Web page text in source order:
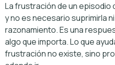
La frustración de un
y no es necesario suprimirla
razonamiento. Es una
algo que importa. Lo que
frustración no existe, sino